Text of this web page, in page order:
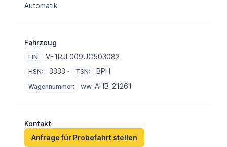
Automatik
Fahrzeug
FIN: VF1RJL009UC503082
HSN: 3333 · TSN: BPH
Wagennummer: ww_AHB_21261
Kontakt
Anfrage für Probefahrt stellen